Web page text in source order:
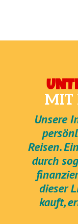
MIT
Unsere
Reisen.
durch
dieser
kauft,